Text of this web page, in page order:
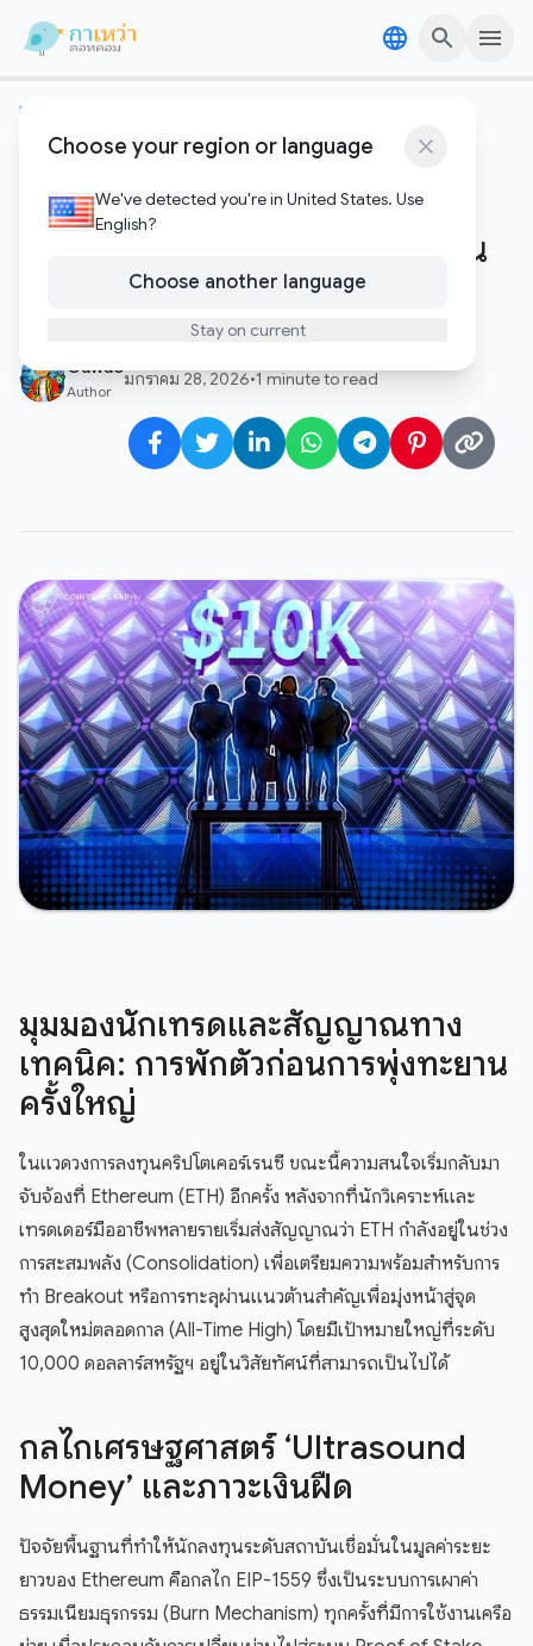
Choose your region or language
We've detected you're in United States. Use
English?
Choose another language
Stay on current
เทคโนโลยีอัพเดต
ก้าวสู่ 10,000 ดอลลาร์! เจาะลึก
ปัจจัยหนุนที่อาจส่ง Ethereum
(ETH) พุ่งทะยานสู่จุดสูงสุดใหม่ใน
วัฏจักรนี้
Gawao
Author
มกราคม 28, 2026•1 minute to read
มุมมองนักเทรดและสัญญาณทาง
เทคนิค: การพักตัวก่อนการพุ่งทะยาน
ครั้งใหญ่
ในแวดวงการลงทุนคริปโตเคอร์เรนซี ขณะนี้ความสนใจเริ่มกลับมา
จับจ้องที่ Ethereum (ETH) อีกครั้ง หลังจากที่นักวิเคราะห์และ
เทรดเดอร์มืออาชีพหลายรายเริ่มส่งสัญญาณว่า ETH กำลังอยู่ในช่วง
การสะสมพลัง (Consolidation) เพื่อเตรียมความพร้อมสำหรับการ
ทำ Breakout หรือการทะลุผ่านแนวต้านสำคัญเพื่อมุ่งหน้าสู่จุด
สูงสุดใหม่ตลอดกาล (All-Time High) โดยมีเป้าหมายใหญ่ที่ระดับ
10,000 ดอลลาร์สหรัฐฯ อยู่ในวิสัยทัศน์ที่สามารถเป็นไปได้
กลไกเศรษฐศาสตร์ ‘Ultrasound
Money’ และภาวะเงินฝืด
ปัจจัยพื้นฐานที่ทำให้นักลงทุนระดับสถาบันเชื่อมั่นในมูลค่าระยะ
ยาวของ Ethereum คือกลไก EIP-1559 ซึ่งเป็นระบบการเผาค่า
ธรรมเนียมธุรกรรม (Burn Mechanism) ทุกครั้งที่มีการใช้งานเครือ